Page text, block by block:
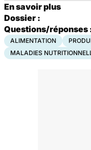
En savoir plus
Dossier :
Questions/réponses
ALIMENTATION
MALADIES